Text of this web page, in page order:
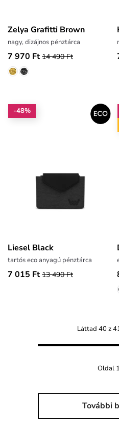
Zelya Grafitti Brown
nagy, dizájnos pénztárca
7 970 Ft 14 490 Ft
-48%
Liesel Black
tartós eco anyagú pénztárca
7 015 Ft 13 490 Ft
Láttad 40 z
Oldal
További